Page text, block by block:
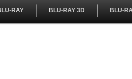
RAY BLU-RAY 3D BLU-